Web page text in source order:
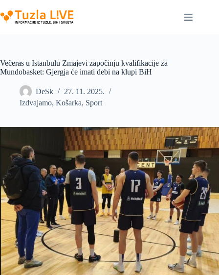
to
content
Večeras u Istanbulu Zmajevi započinju kvalifikacije za
Mundobasket: Gjergja će imati debi na klupi BiH
DeSk
27. 11. 2025.
Izdvajamo, Košarka, Sport